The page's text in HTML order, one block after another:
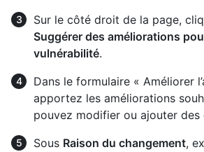
Sur le côté droit de la page,
Suggérer des améliorations
vulnérabilité.
Dans le formulaire « Améliorer
apportez les améliorations
pouvez modifier ou ajouter des
Sous Raison du changement,